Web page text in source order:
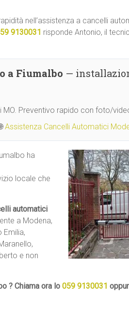
nell’assistenza a cancelli
9130031 risponde Antonio, il
a Fiumalbo —
MO. Preventivo rapido con foto/
Assistenza Cancelli Automatici
ha
locale che
automatici
a Modena,
Emilia,
e non
? Chiama ora lo 059 9130031